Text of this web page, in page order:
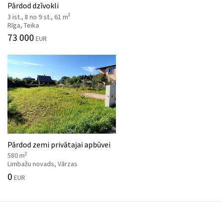
Pārdod dzīvokli
3 ist., 8 no 9 st., 61 m2
Rīga, Teika
73 000 EUR
Pārdod zemi privātajai apbūvei
580 m2
Limbažu novads, Vārzas
0 EUR